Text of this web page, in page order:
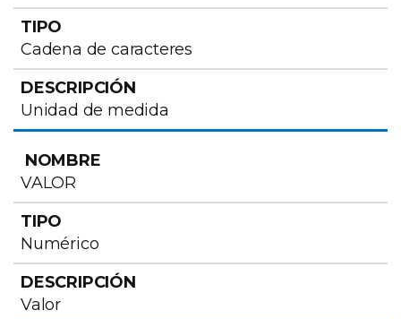
Cadena de caracteres
Unidad de medida
VALOR
Numérico
Valor